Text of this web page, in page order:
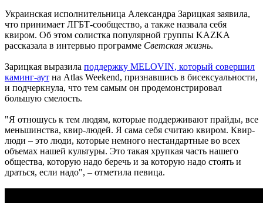
Украинская исполнительница Александра Зарицкая заявила,
что принимает ЛГБТ-сообщество, а также назвала себя
квиром. Об этом солистка популярной группы KAZKA
рассказала в интервью программе Светская жизнь.
Зарицкая выразила поддержку MELOVIN, который совершил
каминг-аут на Atlas Weekend, признавшись в бисексуальности,
и подчеркнула, что тем самым он продемонстрировал
большую смелость.
"Я отношусь к тем людям, которые поддерживают прайды, все
меньшинства, квир-людей. Я сама себя считаю квиром. Квир-
люди – это люди, которые немного нестандартные во всех
объемах нашей культуры. Это такая хрупкая часть нашего
общества, которую надо беречь и за которую надо стоять и
драться, если надо", – отметила певица.